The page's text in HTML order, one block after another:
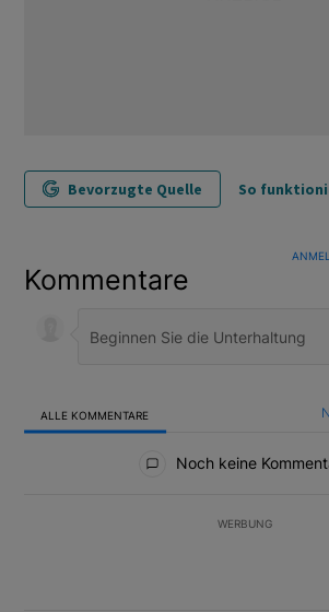
Bevorzugte Quelle So
Kommentare
ALLE KOMMENTARE
Noch keine
WERBUNG